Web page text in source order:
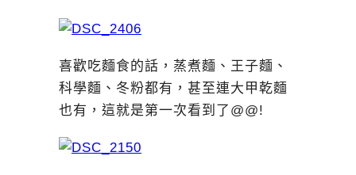
喜歡吃麵食的話，蒸煮麵、王子麵、
科學麵、冬粉都有，甚至連大甲乾麵
也有，這就是第一次看到了@@!